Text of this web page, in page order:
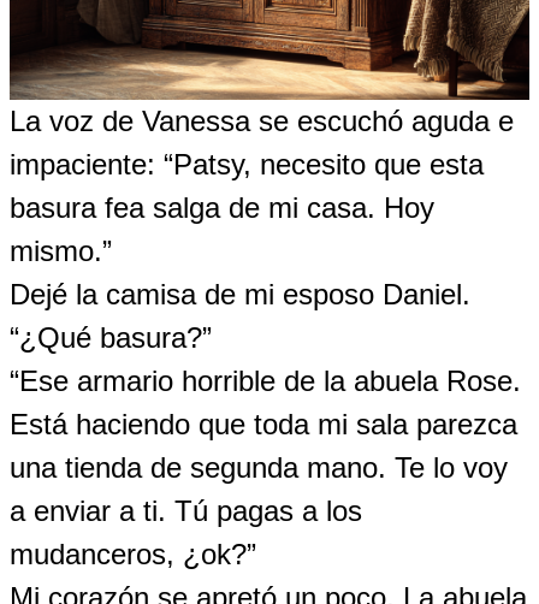
La voz de Vanessa se escuchó aguda e
impaciente: “Patsy, necesito que esta
basura fea salga de mi casa. Hoy
mismo.”
Dejé la camisa de mi esposo Daniel.
“¿Qué basura?”
“Ese armario horrible de la abuela Rose.
Está haciendo que toda mi sala parezca
una tienda de segunda mano. Te lo voy
a enviar a ti. Tú pagas a los
mudanceros, ¿ok?”
Mi corazón se apretó un poco. La abuela